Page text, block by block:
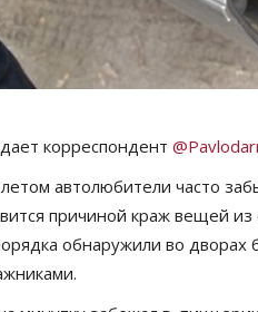
корреспондент
автолюбители часто
причиной краж вещей из
обнаружили во дворах